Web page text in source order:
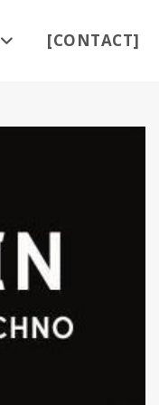
[CONTACT]